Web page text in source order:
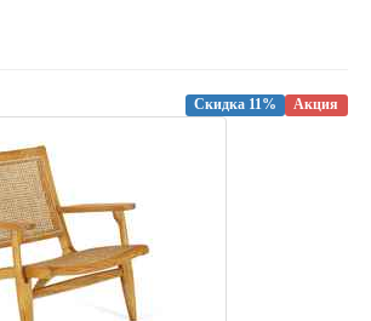
Акция
Скидка 11%